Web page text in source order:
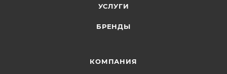
УСЛУГИ
БРЕНДЫ
КОМПАНИЯ